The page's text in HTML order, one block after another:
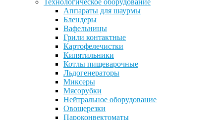
Технологическое оборудование
Аппараты для шаурмы
Блендеры
Вафельницы
Грили контактные
Картофелечистки
Кипятильники
Котлы пищеварочные
Льдогенераторы
Миксеры
Мясорубки
Нейтральное оборудование
Овощерезки
Пароконвектоматы